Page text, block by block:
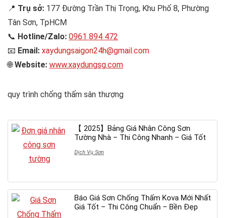
📍 Trụ sở: 177 Đường Trần Thị Trọng, Khu Phố 8, Phường
Tân Sơn, TpHCM
📞 Hotline/Zalo: 0961 894 472
📧 Email: xaydungsaigon24h@gmail.com
🌐Website: www.xaydungsg.com
quy trình chống thấm sân thượng
【 2025】Bảng Giá Nhân Công Sơn
Tường Nhà – Thi Công Nhanh – Giá Tốt
Dịch Vụ Sơn
Báo Giá Sơn Chống Thấm Kova Mới Nhất
Giá Tốt – Thi Công Chuẩn – Bền Đẹp